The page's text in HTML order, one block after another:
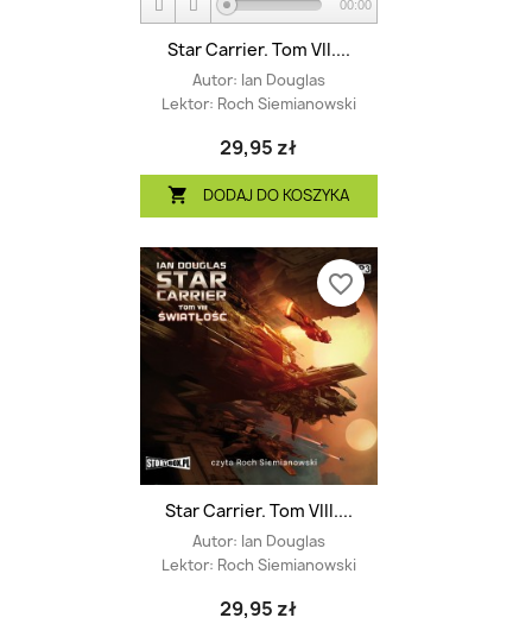
00:00
Star Carrier. Tom VII....
Autor: Ian Douglas
Lektor: Roch Siemianowski
29,95 zł
 DODAJ DO KOSZYKA
Star Carrier. Tom VIII....
Autor: Ian Douglas
Lektor: Roch Siemianowski
29,95 zł
favorite_border